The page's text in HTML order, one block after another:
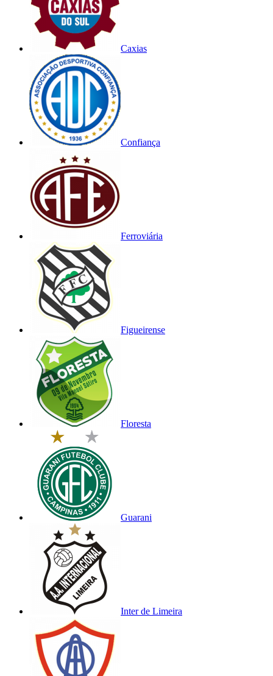
Caxias
Confiança
Ferroviária
Figueirense
Floresta
Guarani
Inter de Limeira